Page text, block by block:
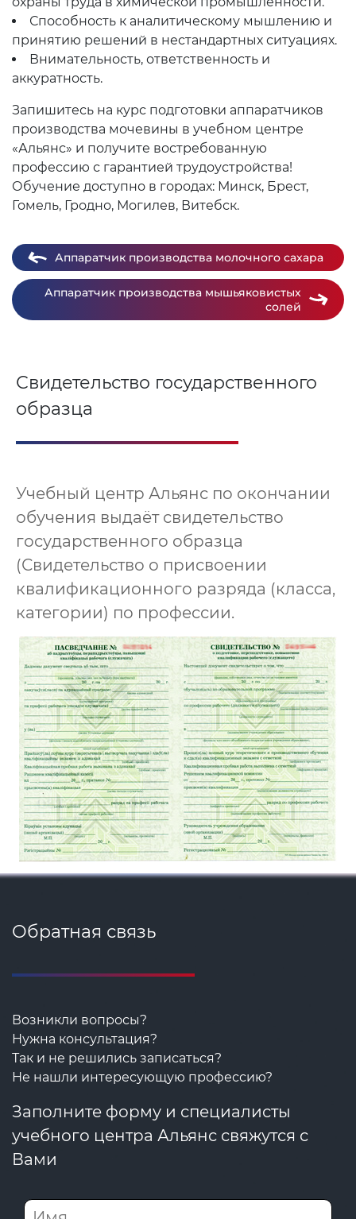
Способность к аналитическому мышлению и
принятию решений в нестандартных ситуациях.
Внимательность, ответственность и
аккуратность.
Запишитесь на курс подготовки аппаратчиков
производства мочевины в учебном центре
«Альянс» и получите востребованную
профессию с гарантией трудоустройства!
Обучение доступно в городах: Минск, Брест,
Гомель, Гродно, Могилев, Витебск.
Аппаратчик производства молочного сахара
Аппаратчик производства мышьяковистых
солей
Свидетельство государственного
образца
Учебный центр Альянс по окончании
обучения выдаёт свидетельство
государственного образца
(Свидетельство о присвоении
квалификационного разряда (класса,
категории) по профессии.
Обратная связь
Возникли вопросы?
Нужна консультация?
Так и не решились записаться?
Не нашли интересующую профессию?
Заполните форму и специалисты
учебного центра Альянс свяжутся с
Вами